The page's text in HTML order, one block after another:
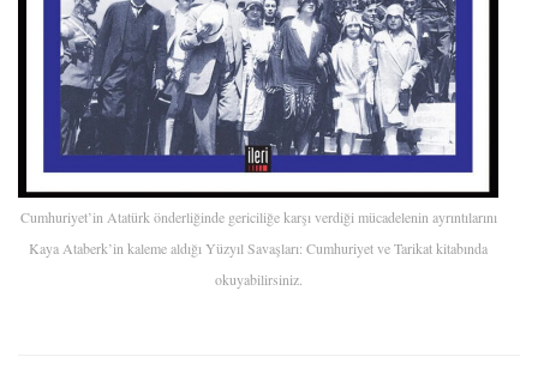
Cumhuriyet’in Atatürk önderliğinde gericiliğe karşı verdiği mücadelenin ayrıntılarını
Kaya Ataberk’in kaleme aldığı Yüzyıl Savaşları: Cumhuriyet ve Tarikat kitabında
okuyabilirsiniz.